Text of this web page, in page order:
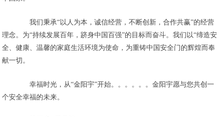
我们秉承“以人为本，诚信经营，不断创新，合作共赢”的经营
理念。为“持续发展百年，跻身中国百强”的目标而奋斗。我们以“缔造安
全、健康、温馨的家庭生活环境为使命，为重铸中国安全门的辉煌而奉
献一切。
幸福时光，从“金阳宇”开始。。。。。。金阳宇愿与您共创一
个安全幸福的未来。